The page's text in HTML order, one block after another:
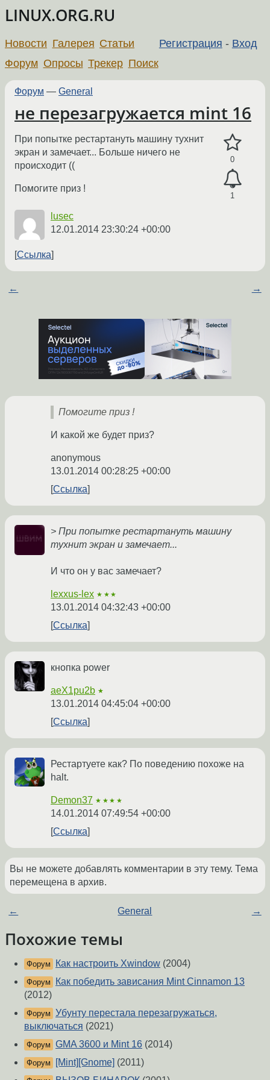
LINUX.ORG.RU
Регистрация - Вход
Новости Галерея Статьи
Форум Опросы Трекер Поиск
Форум — General
не перезагружается mint 16
0
1
При попытке рестартануть машину тухнит
экран и замечает... Больше ничего не
происходит ((
Помогите приз !
lusec
12.01.2014 23:30:24 +00:00
Ссылка
← →
Помогите приз !
И какой же будет приз?
anonymous
13.01.2014 00:28:25 +00:00
Ссылка
> При попытке рестартануть машину
тухнит экран и замечает...
И что он у вас замечает?
lexxus-lex ★★★
13.01.2014 04:32:43 +00:00
Ссылка
кнопка power
aeX1pu2b ★
13.01.2014 04:45:04 +00:00
Ссылка
Рестартуете как? По поведению похоже на
halt.
Demon37 ★★★★
14.01.2014 07:49:54 +00:00
Ссылка
Вы не можете добавлять комментарии в эту тему. Тема
перемещена в архив.
← General →
Похожие темы
Форум Как настроить Xwindow (2004)
Форум
Как победить зависания Mint Cinnamon 13
(2012)
Форум Убунту перестала перезагружаться,
выключаться (2021)
Форум GMA 3600 и Mint 16 (2014)
Форум [Mint][Gnome] (2011)